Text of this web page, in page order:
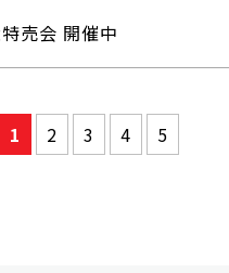
売会 開催中
1 2 3 4 5